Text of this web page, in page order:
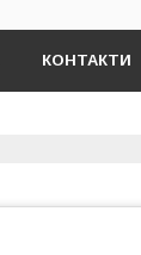
КОНТАКТИ